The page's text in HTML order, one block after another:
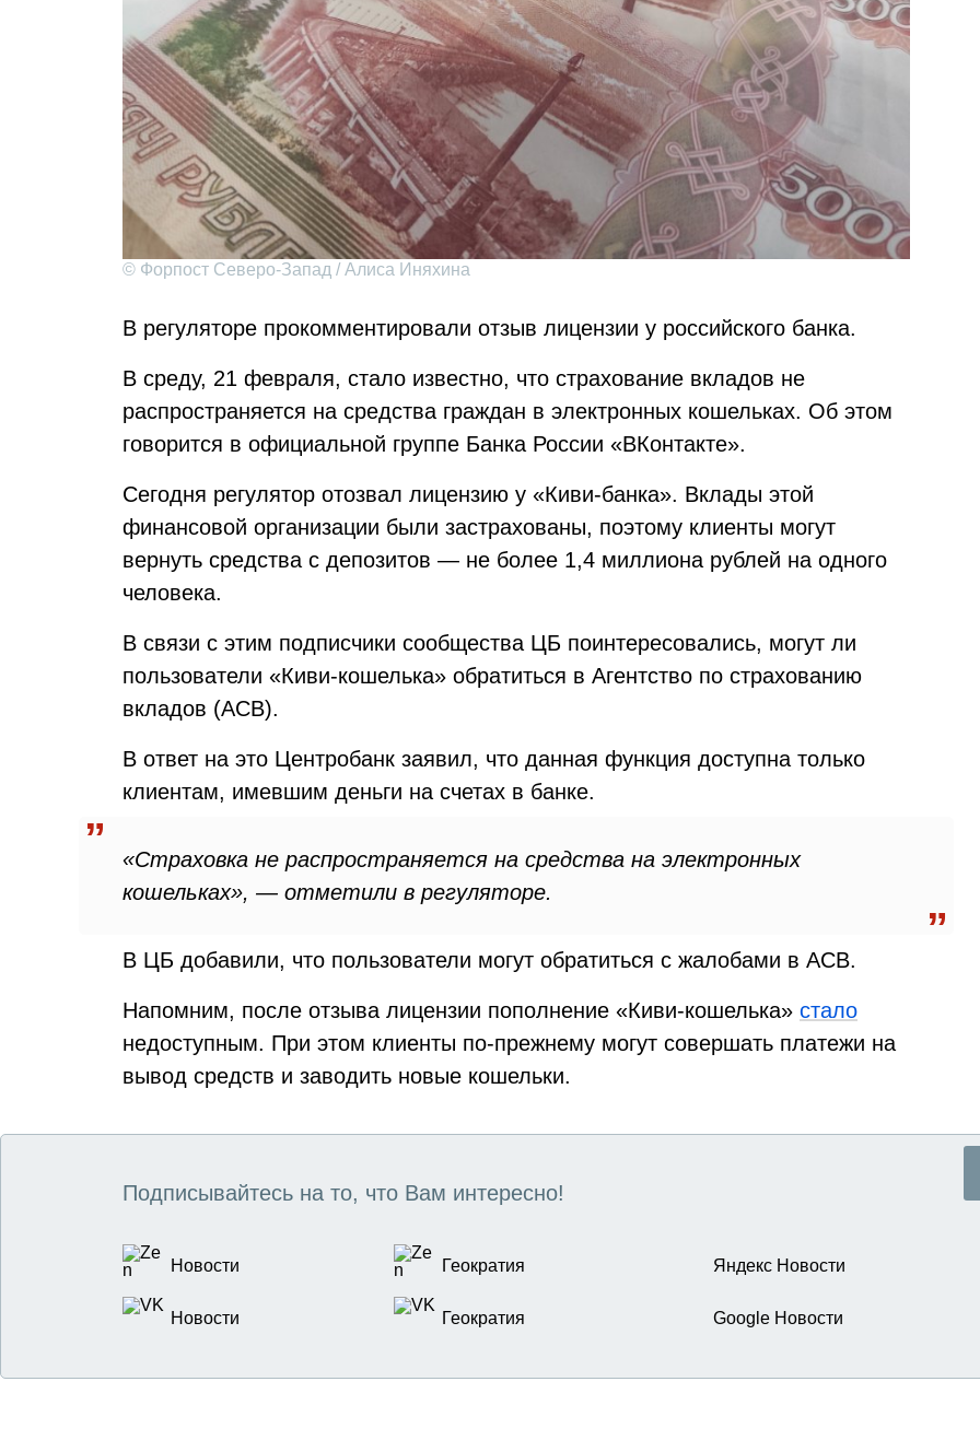
© Форпост Северо-Запад / Алиса Иняхина
В регуляторе прокомментировали отзыв лицензии у российского банка.
В среду, 21 февраля, стало известно, что страхование вкладов не
распространяется на средства граждан в электронных кошельках. Об этом
говорится в официальной группе Банка России «ВКонтакте».
Сегодня регулятор отозвал лицензию у «Киви-банка». Вклады этой
финансовой организации были застрахованы, поэтому клиенты могут
вернуть средства с депозитов — не более 1,4 миллиона рублей на одного
человека.
В связи с этим подписчики сообщества ЦБ поинтересовались, могут ли
пользователи «Киви-кошелька» обратиться в Агентство по страхованию
вкладов (АСВ).
В ответ на это Центробанк заявил, что данная функция доступна только
клиентам, имевшим деньги на счетах в банке.
«Страховка не распространяется на средства на электронных
кошельках», — отметили в регуляторе.
В ЦБ добавили, что пользователи могут обратиться с жалобами в АСВ.
Напомним, после отзыва лицензии пополнение «Киви-кошелька» стало
недоступным. При этом клиенты по-прежнему могут совершать платежи на
вывод средств и заводить новые кошельки.
Подписывайтесь на то, что Вам интересно!
Новости Геократия Яндекс Новости
Новости Геократия Google Новости